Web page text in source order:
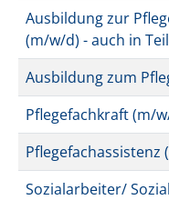
Ausbildung zur
(m/w/d) - auch in
Ausbildung zum
Pflegefachkraft (m/
Sozialarbeiter/